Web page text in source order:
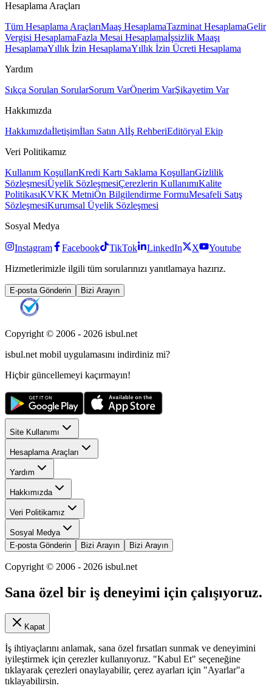
Hesaplama Araçları
Tüm Hesaplama AraçlarıMaaş HesaplamaTazminat HesaplamaGelir
Vergisi HesaplamaFazla Mesai Hesaplamaİşsizlik Maaşı
HesaplamaYıllık İzin HesaplamaYıllık İzin Ücreti Hesaplama
Yardım
Sıkça Sorulan SorularSorum VarÖnerim VarŞikayetim Var
Hakkımızda
Hakkımızdaİletişimİlan Satın Alİş RehberiEditöryal Ekip
Veri Politikamız
Kullanım KoşullarıKredi Kartı Saklama KoşullarıGizlilik
SözleşmesiÜyelik SözleşmesiÇerezlerin KullanımıKalite
PolitikasıKVKK MetniÖn Bilgilendirme FormuMesafeli Satış
SözleşmesiKurumsal Üyelik Sözleşmesi
Sosyal Medya
Instagram Facebook TikTok LinkedIn X
Youtube
Hizmetlerimizle ilgili tüm sorularınızı yanıtlamaya hazırız.
E-posta Gönderin Bizi Arayın
Copyright © 2006 - 2026 isbul.net
isbul.net mobil uygulamasını indirdiniz mi?
Hiçbir güncellemeyi kaçırmayın!
Site Kullanımı
Hesaplama Araçları
Yardım
Hakkımızda
Veri Politikamız
Sosyal Medya
E-posta Gönderin
Bizi Arayın Bizi Arayın
Copyright © 2006 - 2026 isbul.net
Sana özel bir iş deneyimi için çalışıyoruz.
Kapat
İş ihtiyaçlarını anlamak, sana özel fırsatları sunmak ve deneyimini
iyileştirmek için çerezler kullanıyoruz. "Kabul Et" seçeneğine
tıklayarak çerezleri onaylayabilir, çerez ayarları için "Ayarlar"a
tıklayabilirsin.